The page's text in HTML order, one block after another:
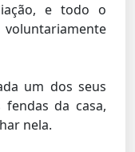
e todo o
um dos seus
da casa,
nela.